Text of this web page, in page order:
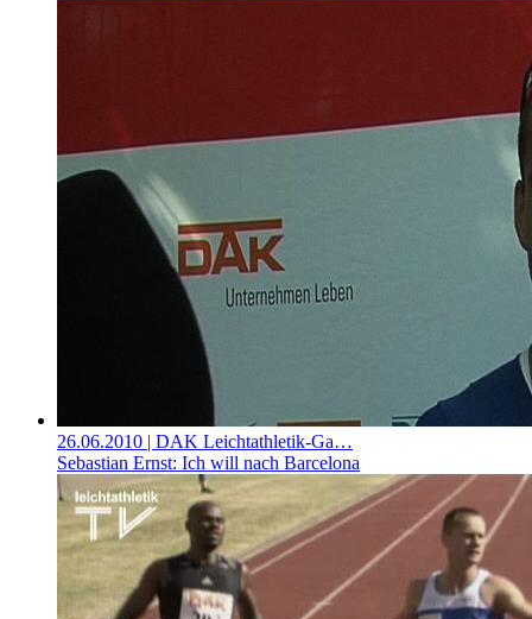
26.06.2010 | DAK Leichtathletik-Ga…
Sebastian Ernst: Ich will nach Barcelona